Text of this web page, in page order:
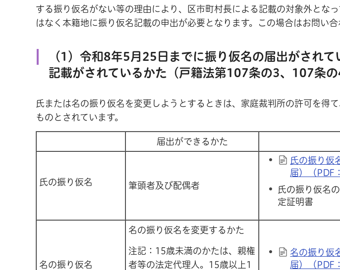
する振り仮名がない等の理由により、区市町村長による記載の対象外とな
はなく本籍地に振り仮名記載の申出が必要となります。この場合はお問い合
（1）令和8年5月25日までに振り仮名の届出がされ
記載がされているかた（戸籍法第107条の3、107条の
氏または名の振り仮名を変更しようとするときは、家庭裁判所の許可を得
ものとされています。
届出ができるかた
氏の振り仮名 筆頭者及び配偶者
氏の振り仮
届）（PDF
氏の振り仮名
定証明書
名の振り仮名
名の振り仮名を変更するかた
注記：15歳未満のかたは、親権
者等の法定代理人。15歳以上1
名の振り仮
届）（PDF